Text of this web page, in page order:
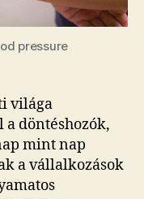
pressure
világa
döntéshozók,
mint nap
a vállalkozások